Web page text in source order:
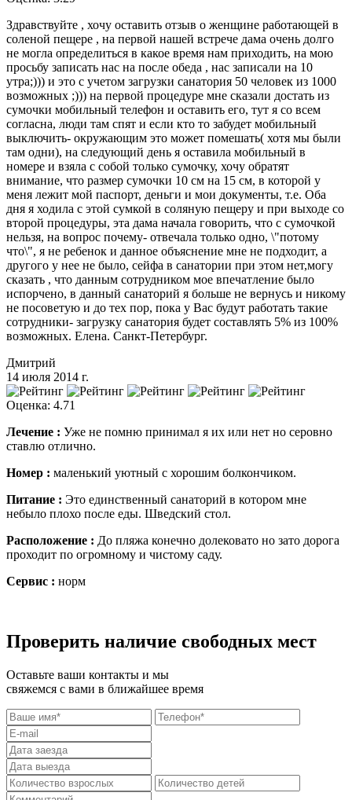
Здравствуйте , хочу оставить отзыв о женщине работающей в
соленой пещере , на первой нашей встрече дама очень долго
не могла определиться в какое время нам приходить, на мою
просьбу записать нас на после обеда , нас записали на 10
утра;))) и это с учетом загрузки санатория 50 человек из 1000
возможных ;))) на первой процедуре мне сказали достать из
сумочки мобильный телефон и оставить его, тут я со всем
согласна, люди там спят и если кто то забудет мобильный
выключить- окружающим это может помешать( хотя мы были
там одни), на следующий день я оставила мобильный в
номере и взяла с собой только сумочку, хочу обратят
внимание, что размер сумочки 10 см на 15 см, в которой у
меня лежит мой паспорт, деньги и мои документы, т.е. Оба
дня я ходила с этой сумкой в соляную пещеру и при выходе со
второй процедуры, эта дама начала говорить, что с сумочкой
нельзя, на вопрос почему- отвечала только одно, \"потому
что\", я не ребенок и данное объяснение мне не подходит, а
другого у нее не было, сейфа в санатории при этом нет,могу
сказать , что данным сотрудником мое впечатление было
испорчено, в данный санаторий я больше не вернусь и никому
не посоветую и до тех пор, пока у Вас будут работать такие
сотрудники- загрузку санатория будет составлять 5% из 100%
возможных. Елена. Санкт-Петербург.
Дмитрий
14 июля 2014 г.
Оценка: 4.71
Лечение : Уже не помню принимал я их или нет но серовно
ставлю отлично.
Номер : маленький уютный с хорошим болкончиком.
Питание : Это единственный санаторий в котором мне
небыло плохо после еды. Шведский стол.
Расположение : До пляжа конечно долековато но зато дорога
проходит по огромному и чистому саду.
Сервис : норм
Проверить наличие свободных мест
Оставьте ваши контакты и мы
свяжемся с вами в ближайшее время